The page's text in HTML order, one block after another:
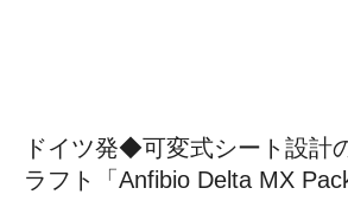
ドイツ発◆可変式シート設計
ラフト「Anfibio Delta MX